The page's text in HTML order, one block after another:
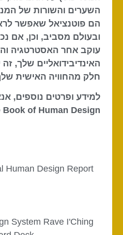
השערים והשורות של
הם פוטנציאל שאפשר
ובעולם מסביב, וכן, אם
עוקב אחר האסטרטגיה
האינדיבידואליים שלך, זה
חלק מהחוויה האישית
למידע ופרטים נוספים,
of Human Design
Human Design Report
System Rave I'Ching